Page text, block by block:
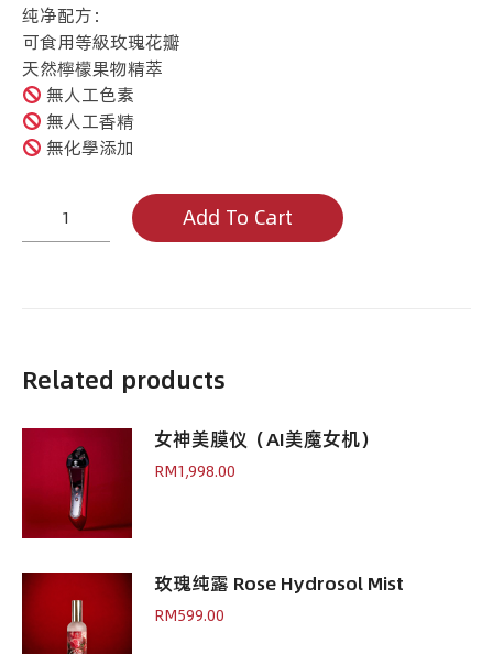
纯净配方：
可食用等級玫瑰花瓣
天然檸檬果物精萃
無人工色素
無人工香精
無化學添加
Rose
Tea
Add To Cart
Related products
女神美膜仪（AI美魔女机）
RM1,998.00
玫瑰纯露 Rose Hydrosol Mist
RM599.00